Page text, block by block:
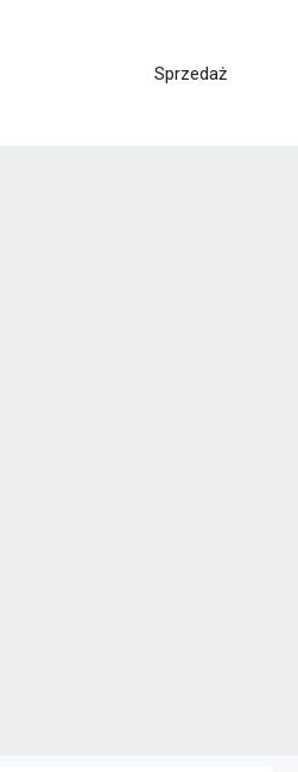
Sprzedaż